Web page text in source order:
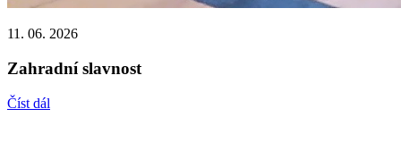
11. 06. 2026
Zahradní slavnost
Číst dál